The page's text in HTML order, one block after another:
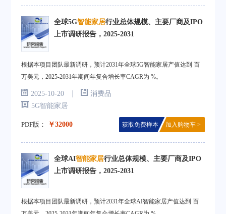
全球5G智能家居行业总体规模、主要厂商及IPO
上市调研报告，2025-2031
根据本项目团队最新调研，预计2031年全球5G智能家居产值达到 百
万美元，2025-2031年期间年复合增长率CAGR为 %。
2025-10-20 |
消费品
5G智能家居
PDF版： ￥32000 获取免费样本 加入购物车 >
全球AI智能家居行业总体规模、主要厂商及IPO
上市调研报告，2025-2031
根据本项目团队最新调研，预计2031年全球AI智能家居产值达到 百